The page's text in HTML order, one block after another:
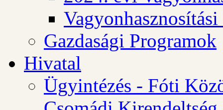
Gazdasági Programok
Hivatal
Ügyintézés - Fóti